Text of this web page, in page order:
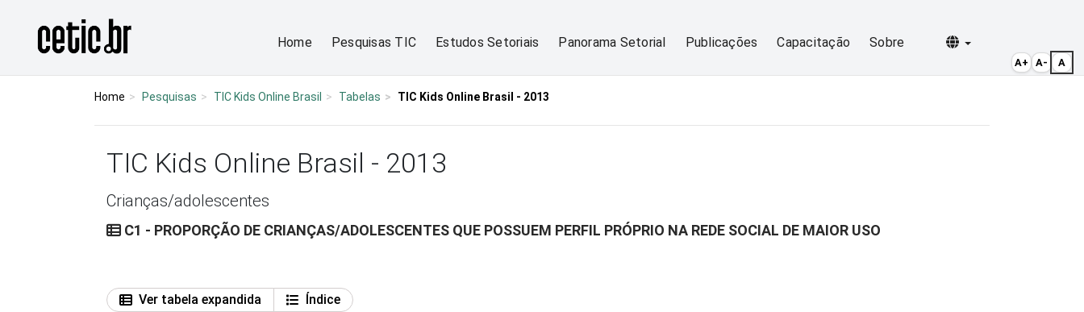
Página inicial
Home Pesquisas TIC Estudos Setoriais Panorama Setorial Publicações Capacitação Sobre Selecionar idioma
Home Pesquisas TIC Kids Online Brasil Tabelas TIC Kids Online Brasil - 2013
TIC Kids Online Brasil - 2013
Crianças/adolescentes
C1 - PROPORÇÃO DE CRIANÇAS/ADOLESCENTES QUE POSSUEM PERFIL PRÓPRIO NA REDE SOCIAL DE MAIOR USO
Ver tabela expandida
Índice
A+ A- A